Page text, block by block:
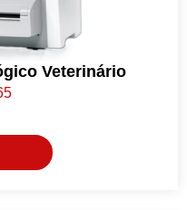
Veterinário